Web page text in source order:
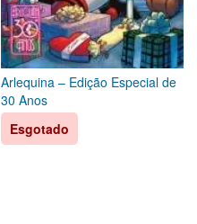
Arlequina – Edição Especial de
30 Anos
Esgotado